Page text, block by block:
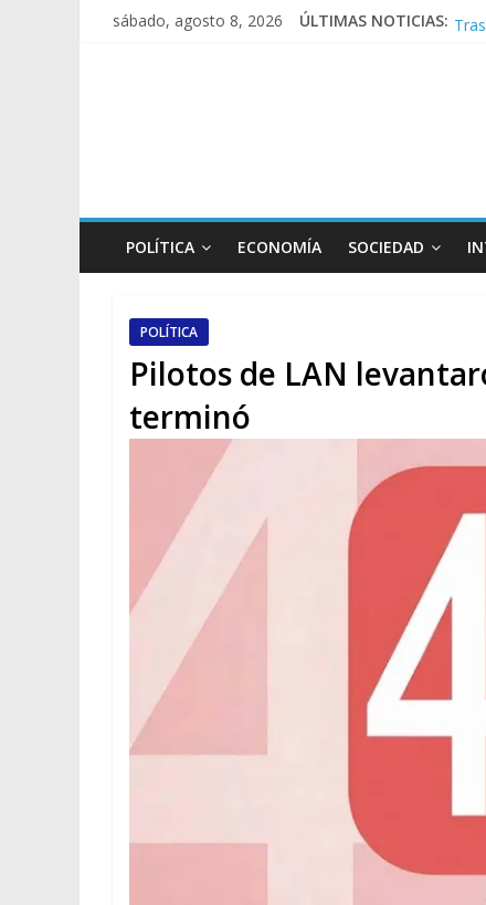
sábado, agosto 8, 2026 ÚLTIMAS NOTICIAS:
A
POLÍTICA ECONOMÍA SOCIEDAD
POLÍTICA
Pilotos de LAN
terminó